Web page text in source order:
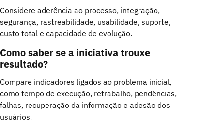
Considere aderência ao processo, integração,
segurança, rastreabilidade, usabilidade, suporte,
custo total e capacidade de evolução.
Como saber se a iniciativa trouxe
resultado?
Compare indicadores ligados ao problema inicial,
como tempo de execução, retrabalho, pendências,
falhas, recuperação da informação e adesão dos
usuários.